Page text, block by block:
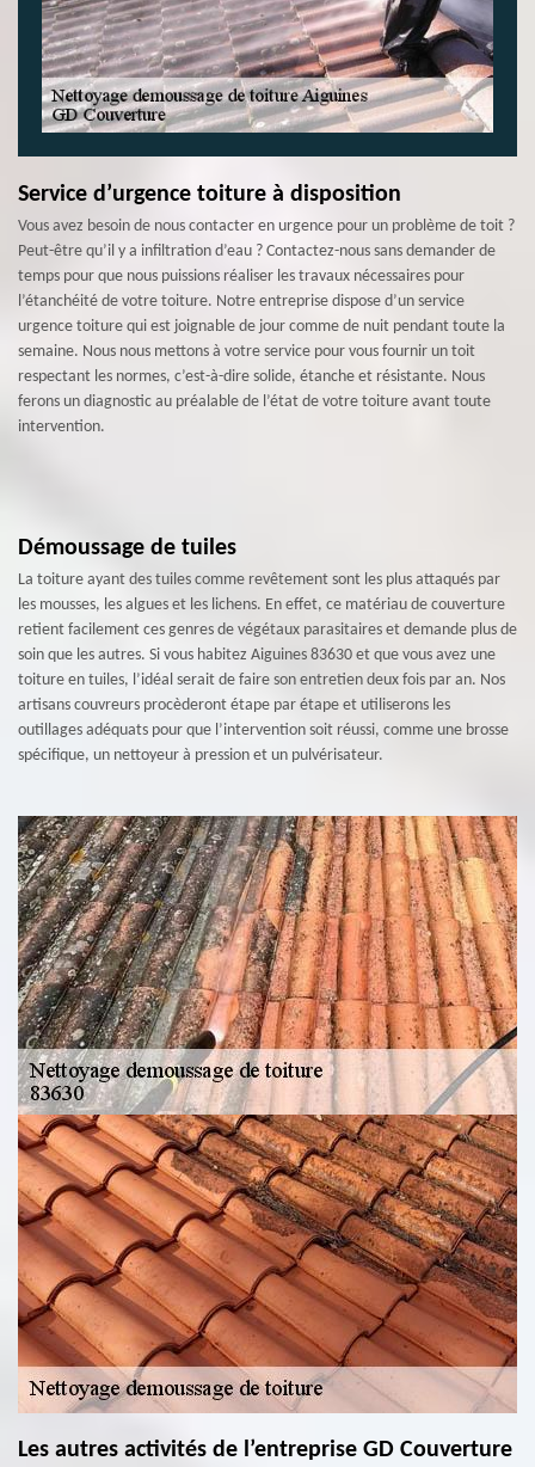
Service d’urgence toiture à disposition
Vous avez besoin de nous contacter en urgence pour un problème de toit ?
Peut-être qu’il y a infiltration d’eau ? Contactez-nous sans demander de
temps pour que nous puissions réaliser les travaux nécessaires pour
l’étanchéité de votre toiture. Notre entreprise dispose d’un service
urgence toiture qui est joignable de jour comme de nuit pendant toute la
semaine. Nous nous mettons à votre service pour vous fournir un toit
respectant les normes, c’est-à-dire solide, étanche et résistante. Nous
ferons un diagnostic au préalable de l’état de votre toiture avant toute
intervention.
Démoussage de tuiles
La toiture ayant des tuiles comme revêtement sont les plus attaqués par
les mousses, les algues et les lichens. En effet, ce matériau de couverture
retient facilement ces genres de végétaux parasitaires et demande plus de
soin que les autres. Si vous habitez Aiguines 83630 et que vous avez une
toiture en tuiles, l’idéal serait de faire son entretien deux fois par an. Nos
artisans couvreurs procèderont étape par étape et utiliserons les
outillages adéquats pour que l’intervention soit réussi, comme une brosse
spécifique, un nettoyeur à pression et un pulvérisateur.
Les autres activités de l’entreprise GD Couverture